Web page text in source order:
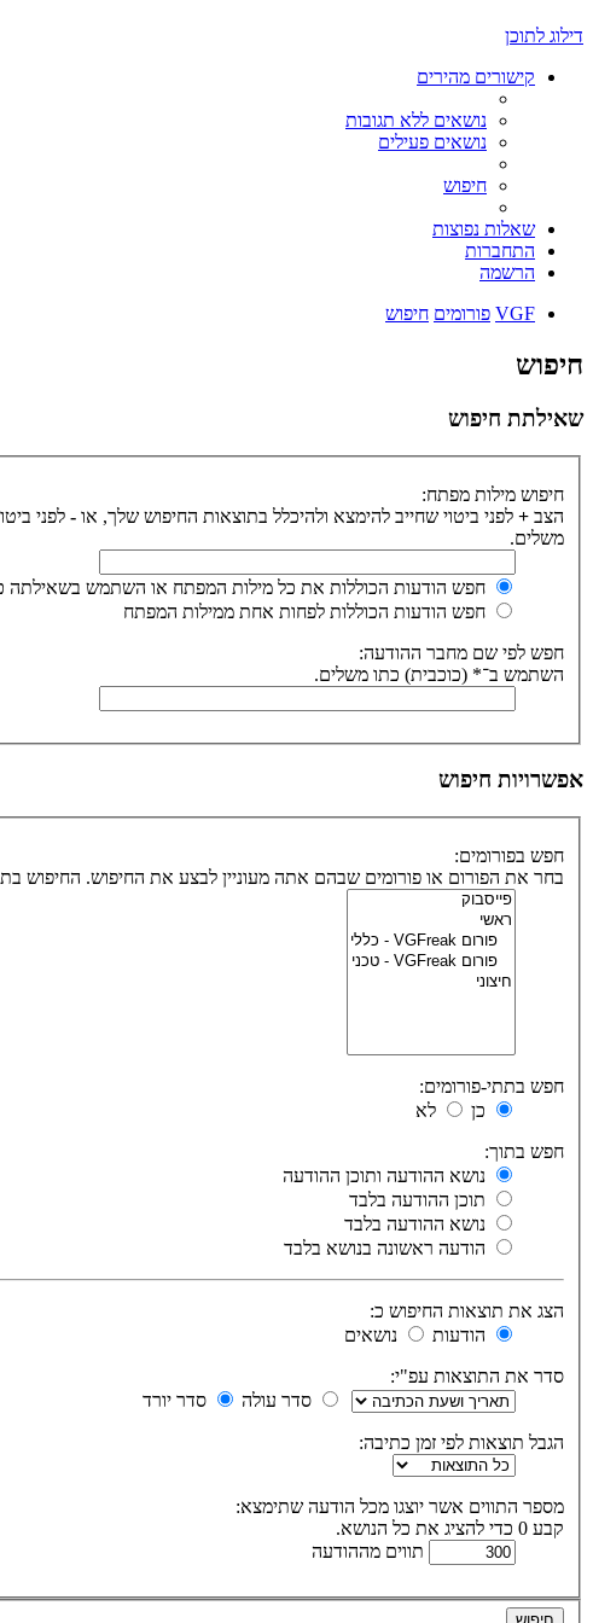
דילוג לתוכן
קישורים מהירים
נושאים ללא תגובות
נושאים פעילים
חיפוש
שאלות נפוצות
התחברות
הרשמה
VGF פורומים חיפוש
חיפוש
שאילתת חיפוש
חיפוש מילות מפתח:
הצב + לפני ביטוי שחייב להימצא ולהיכלל בתוצאות החיפוש שלך, או - לפני
משלים.
חפש הודעות הכוללות את כל מילות המפתח או השתמש בשאילתה
חפש הודעות הכוללות לפחות אחת ממילות המפתח
חפש לפי שם מחבר ההודעה:
השתמש ב־* (כוכבית) כתו משלים.
אפשרויות חיפוש
חפש בפורומים:
בחר את הפורום או פורומים שבהם אתה מעוניין לבצע את החיפוש.
חפש בתתי-פורומים:
כן
לא
חפש בתוך:
נושא ההודעה ותוכן ההודעה
תוכן ההודעה בלבד
נושא ההודעה בלבד
הודעה ראשונה בנושא בלבד
הצג את תוצאות החיפוש כ:
הודעות
נושאים
סדר את התוצאות עפ"י:
סדר עולה
סדר יורד
הגבל תוצאות לפי זמן כתיבה:
מספר התווים אשר יוצגו מכל הודעה שתימצא:
קבע 0 כדי להציג את כל הנושא.
תווים מההודעה